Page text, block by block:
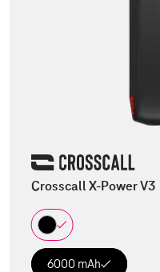
Crosscall X-Power V3
6000 mAh